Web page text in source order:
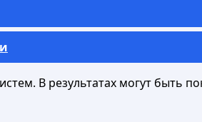
В результатах могут быть